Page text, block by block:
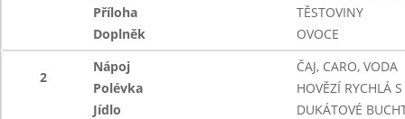
Příloha
TĚSTOVINY
Doplněk
OVOCE
2
Nápoj
ČAJ, CARO, VODA
Polévka
HOVĚZÍ RYCHLÁ S
Jídlo
DUKÁTOVÉ